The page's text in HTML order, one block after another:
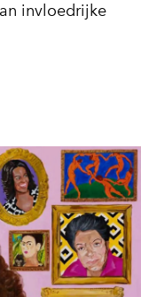
invloedrijke